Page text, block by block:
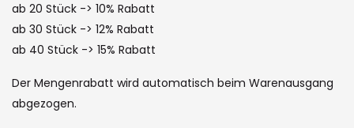
ab 20 Stück -> 10% Rabatt
ab 30 Stück -> 12% Rabatt
ab 40 Stück -> 15% Rabatt
Der Mengenrabatt wird automatisch beim Warenausgang
abgezogen.